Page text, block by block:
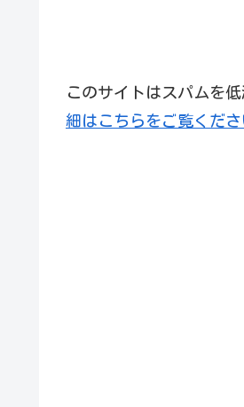
このサイトはスパムを
細はこちらをご覧くださ